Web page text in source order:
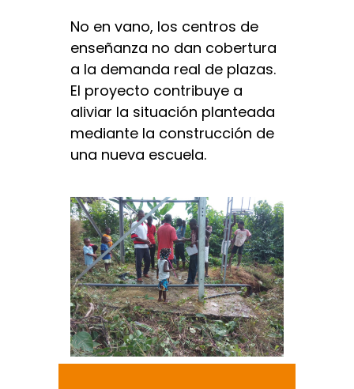
No en vano, los centros de
enseñanza no dan cobertura
a la demanda real de plazas.
El proyecto contribuye a
aliviar la situación planteada
mediante la construcción de
una nueva escuela.